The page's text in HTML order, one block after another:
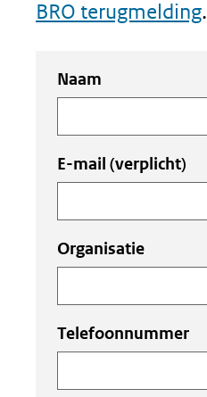
BRO terugmelding.
Uw
Naam
E-mail (verplicht)
Organisatie
Telefoonnummer